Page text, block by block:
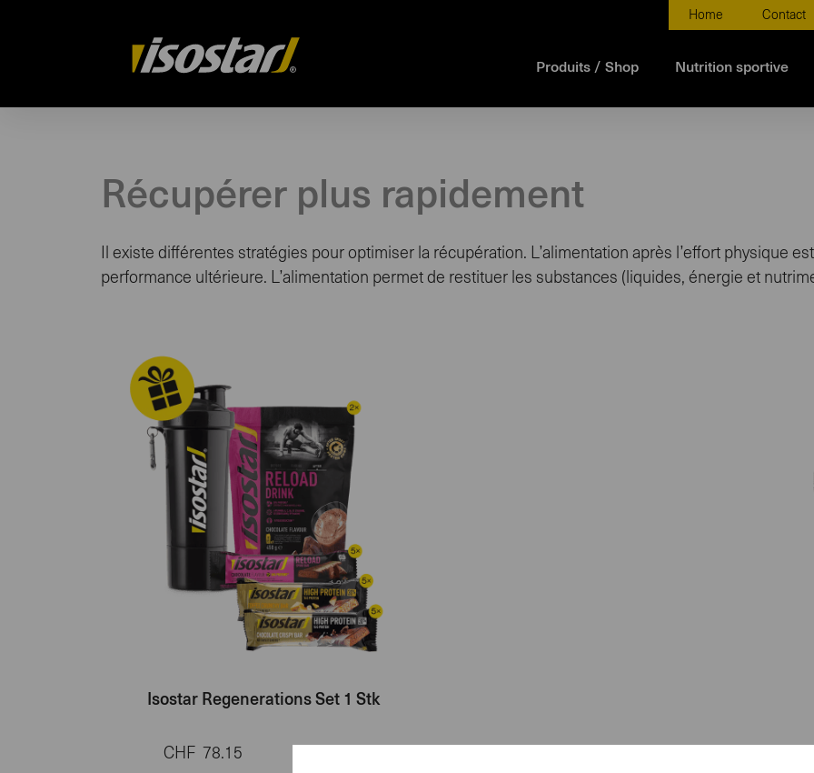
Home Contact
Produits / Shop Nutrition sportive
Récupérer plus rapidement
Il existe différentes stratégies pour optimiser la récupération. L’alimentation après l’effort physique
performance ultérieure. L’alimentation permet de restituer les substances (liquides, énergie et
Isostar Regenerations Set 1 Stk
CHF 78.15